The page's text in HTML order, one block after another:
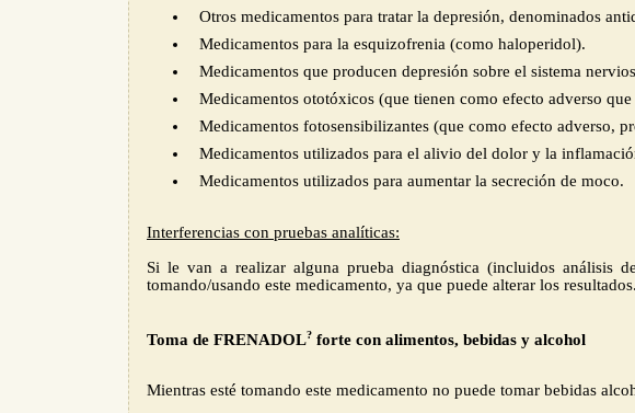
Otros medicamentos para tratar la depresión, denominados
Medicamentos para la esquizofrenia (como haloperidol).
Medicamentos que producen depresión sobre el sistema
Medicamentos ototóxicos (que tienen como efecto adverso
Medicamentos fotosensibilizantes (que como efecto adverso,
Medicamentos utilizados para el alivio del dolor y la
Medicamentos utilizados para aumentar la secreción de moco.
Interferencias con pruebas analíticas:
Si le van a realizar alguna prueba diagnóstica (incluidos análisis
tomando/usando este medicamento, ya que puede alterar los resultados.
Toma de FRENADOL? forte con alimentos, bebidas y alcohol
Mientras esté tomando este medicamento no puede tomar bebidas